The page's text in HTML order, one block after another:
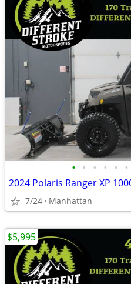
• • • • • •
7/24 Manhattan
$5,995